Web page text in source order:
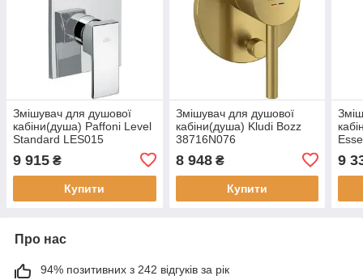
Змішувач для душової
кабіни(душа) Paffoni Level
Standard LES015
9 915 ₴
Купити
Змішувач для душової
кабіни(душа) Kludi Bozz
38716N076
8 948₴
Купити
9
Про нас
94% позитивних з 242 відгуків за рік